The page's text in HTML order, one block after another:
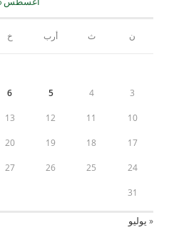
ن ث أرب خ
3
4
5
6
10
11
12
13
17
18
19
20
24
25
26
27
31
« يوليو